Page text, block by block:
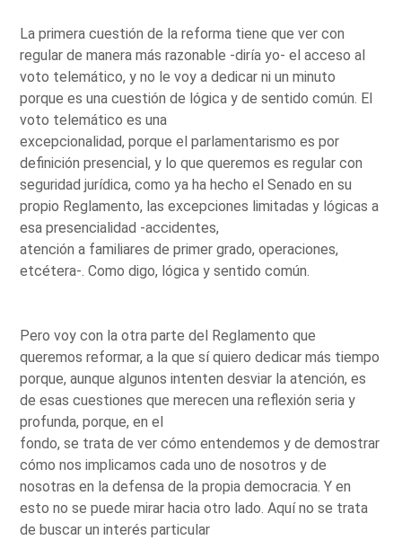
La primera cuestión de la reforma tiene que ver con
regular de manera más razonable -diría yo- el acceso al
voto telemático, y no le voy a dedicar ni un minuto
porque es una cuestión de lógica y de sentido común. El
voto telemático es una
excepcionalidad, porque el parlamentarismo es por
definición presencial, y lo que queremos es regular con
seguridad jurídica, como ya ha hecho el Senado en su
propio Reglamento, las excepciones limitadas y lógicas a
esa presencialidad -accidentes,
atención a familiares de primer grado, operaciones,
etcétera-. Como digo, lógica y sentido común.
Pero voy con la otra parte del Reglamento que
queremos reformar, a la que sí quiero dedicar más tiempo
porque, aunque algunos intenten desviar la atención, es
de esas cuestiones que merecen una reflexión seria y
profunda, porque, en el
fondo, se trata de ver cómo entendemos y de demostrar
cómo nos implicamos cada uno de nosotros y de
nosotras en la defensa de la propia democracia. Y en
esto no se puede mirar hacia otro lado. Aquí no se trata
de buscar un interés particular